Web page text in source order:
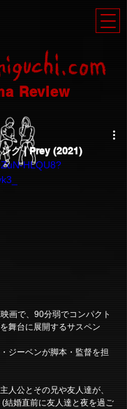
Review
グ | Prey (2021)
HLQU8?
画で、90分弱でコンパクト
舞台に展開するサスペン
ジーベンが脚本・監督を担
人公とその兄や友人達が、
結婚直前に友人達と夜を過ご